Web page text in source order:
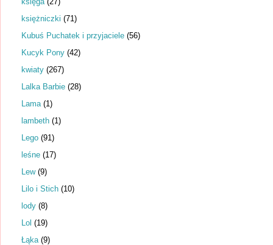
księżniczki (71)
Kubuś Puchatek i przyjaciele (56)
Kucyk Pony (42)
kwiaty (267)
Lalka Barbie (28)
Lama (1)
lambeth (1)
Lego (91)
leśne (17)
Lew (9)
Lilo i Stich (10)
lody (8)
Lol (19)
Łąka (9)